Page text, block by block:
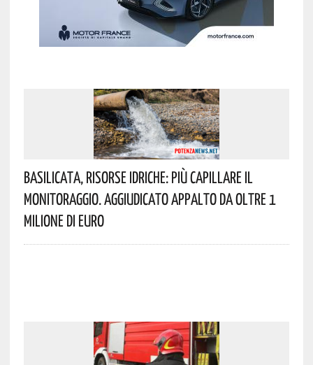
Basilicata, Risorse Idriche: Più Capillare Il
Monitoraggio. Aggiudicato Appalto Da Oltre 1
Milione Di Euro